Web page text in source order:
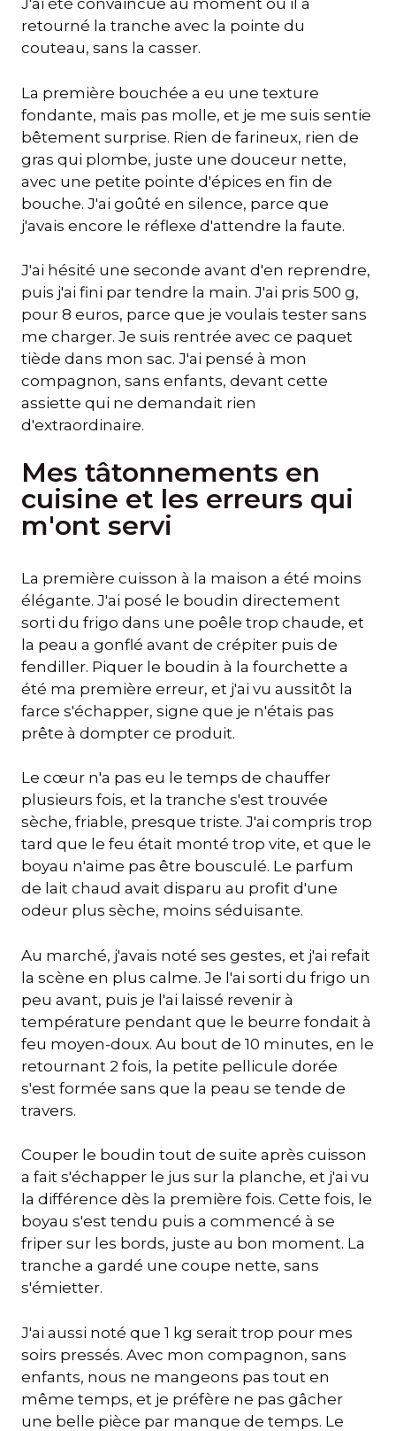
J'ai été convaincue au moment où il a
retourné la tranche avec la pointe du
couteau, sans la casser.
La première bouchée a eu une texture
fondante, mais pas molle, et je me suis sentie
bêtement surprise. Rien de farineux, rien de
gras qui plombe, juste une douceur nette,
avec une petite pointe d'épices en fin de
bouche. J'ai goûté en silence, parce que
j'avais encore le réflexe d'attendre la faute.
J'ai hésité une seconde avant d'en reprendre,
puis j'ai fini par tendre la main. J'ai pris 500 g,
pour 8 euros, parce que je voulais tester sans
me charger. Je suis rentrée avec ce paquet
tiède dans mon sac. J'ai pensé à mon
compagnon, sans enfants, devant cette
assiette qui ne demandait rien
d'extraordinaire.
Mes tâtonnements en
cuisine et les erreurs qui
m'ont servi
La première cuisson à la maison a été moins
élégante. J'ai posé le boudin directement
sorti du frigo dans une poêle trop chaude, et
la peau a gonflé avant de crépiter puis de
fendiller. Piquer le boudin à la fourchette a
été ma première erreur, et j'ai vu aussitôt la
farce s'échapper, signe que je n'étais pas
prête à dompter ce produit.
Le cœur n'a pas eu le temps de chauffer
plusieurs fois, et la tranche s'est trouvée
sèche, friable, presque triste. J'ai compris trop
tard que le feu était monté trop vite, et que le
boyau n'aime pas être bousculé. Le parfum
de lait chaud avait disparu au profit d'une
odeur plus sèche, moins séduisante.
Au marché, j'avais noté ses gestes, et j'ai refait
la scène en plus calme. Je l'ai sorti du frigo un
peu avant, puis je l'ai laissé revenir à
température pendant que le beurre fondait à
feu moyen-doux. Au bout de 10 minutes, en le
retournant 2 fois, la petite pellicule dorée
s'est formée sans que la peau se tende de
travers.
Couper le boudin tout de suite après cuisson
a fait s'échapper le jus sur la planche, et j'ai vu
la différence dès la première fois. Cette fois, le
boyau s'est tendu puis a commencé à se
friper sur les bords, juste au bon moment. La
tranche a gardé une coupe nette, sans
s'émietter.
J'ai aussi noté que 1 kg serait trop pour mes
soirs pressés. Avec mon compagnon, sans
enfants, nous ne mangeons pas tout en
même temps, et je préfère ne pas gâcher
une belle pièce par manque de temps. Le